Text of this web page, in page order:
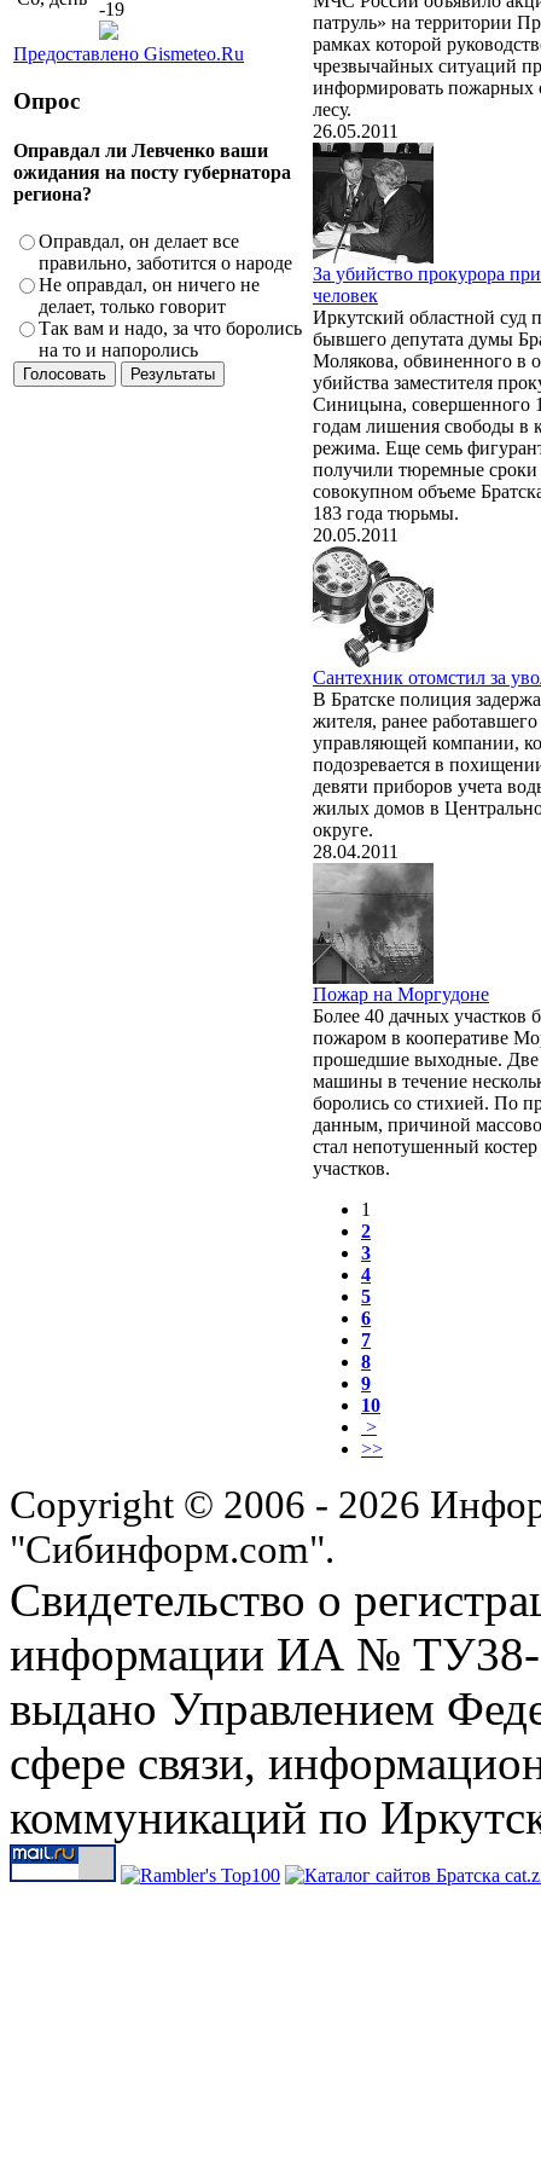
-19
Предоставлено Gismeteo.Ru
Опрос
Оправдал ли Левченко ваши
ожидания на посту губернатора
региона?
Оправдал, он делает все
правильно, заботится о народе
Не оправдал, он ничего не
делает, только говорит
Так вам и надо, за что боролись
на то и напоролись
патруль» на территории
рамках которой
чрезвычайных ситуаций
информировать пожарных
лесу.
26.05.2011
За убийство прокурора
человек
Иркутский областной суд
бывшего депутата думы
Молякова, обвиненного в
убийства заместителя
Синицына, совершенного
годам лишения свободы в
режима. Еще семь
получили тюремные сроки
совокупном объеме
183 года тюрьмы.
20.05.2011
Сантехник отомстил за
В Братске полиция
жителя, ранее
управляющей компании,
подозревается в
девяти приборов учета
жилых домов в
округе.
28.04.2011
Пожар на Моргудоне
Более 40 дачных участков
пожаром в кооперативе
прошедшие выходные.
машины в течение
боролись со стихией. По
данным, причиной
стал непотушенный
участков.
1
2
3
4
5
6
7
8
9
10
>
>>
Copyright © 2006 - 2026
"Сибинформ.com".
Свидетельство о
информации ИА № ТУ38-
выдано Управлением
сфере связи,
коммуникаций по